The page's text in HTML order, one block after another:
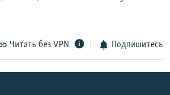
Читать без VPN Подпишитесь